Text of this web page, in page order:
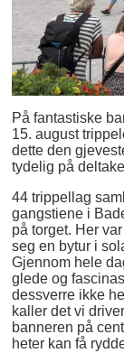
På fantastiske
15. august
dette den
tydelig på
44 trippellag
gangstiene i
på torget. Her
seg en bytur i
Gjennom hele
glede og
dessverre ikke
kaller det vi
banneren på
heter kan få